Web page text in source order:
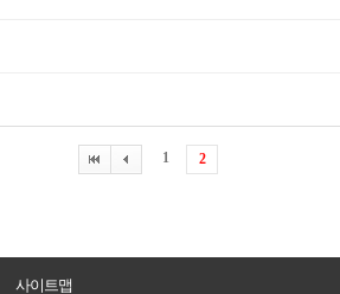
1 2
사이트맵